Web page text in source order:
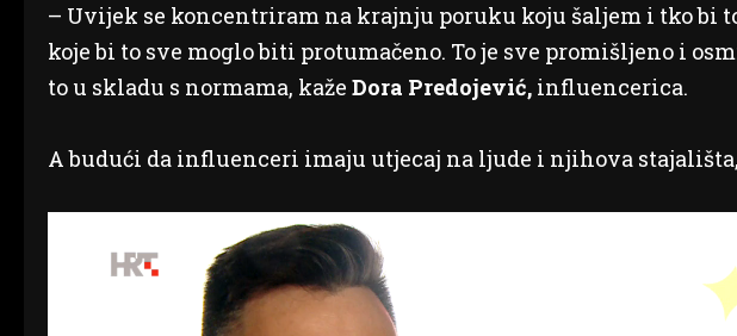
– Uvijek se koncentriram na krajnju poruku koju šaljem i tko bi
koje bi to sve moglo biti protumačeno. To je sve promišljeno i
to u skladu s normama, kaže Dora Predojević, influencerica.
A budući da influenceri imaju utjecaj na ljude i njihova